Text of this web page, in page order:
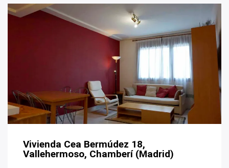
Vivienda Cea Bermúdez 18,
Vallehermoso, Chamberí (Madrid)